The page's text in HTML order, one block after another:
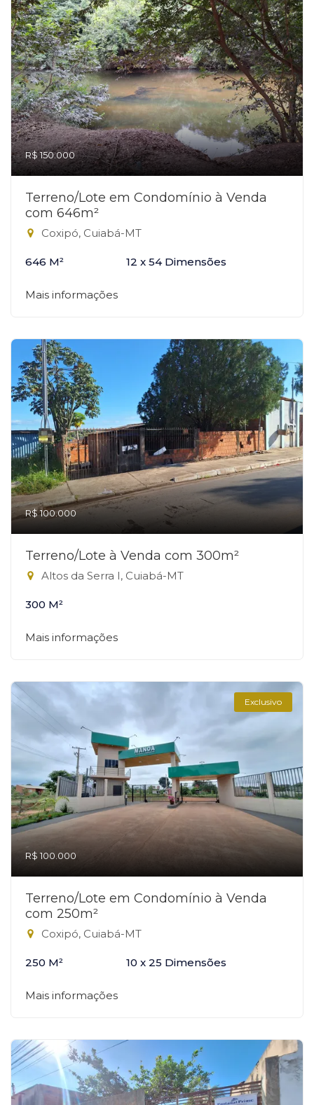
R$ 150.000
Terreno/Lote em Condomínio à Venda
com 646m²
Coxipó, Cuiabá-MT
646 M² 12 x 54 Dimensões
Mais informações
R$ 100.000
Terreno/Lote à Venda com 300m²
Altos da Serra I, Cuiabá-MT
300 M²
Mais informações
Exclusivo
R$ 100.000
Terreno/Lote em Condomínio à Venda
com 250m²
Coxipó, Cuiabá-MT
250 M² 10 x 25 Dimensões
Mais informações